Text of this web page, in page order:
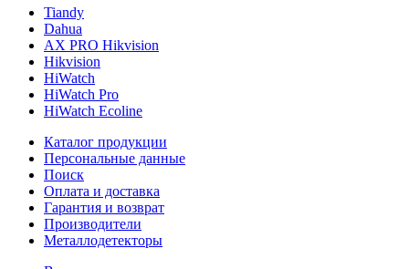
Tiandy
Dahua
AX PRO Hikvision
Hikvision
HiWatch
HiWatch Pro
HiWatch Ecoline
Каталог продукции
Персональные данные
Поиск
Оплата и доставка
Гарантия и возврат
Производители
Металлодетекторы